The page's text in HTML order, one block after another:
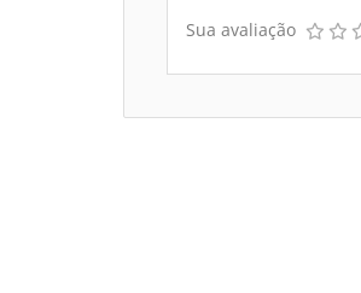
Sua avaliação